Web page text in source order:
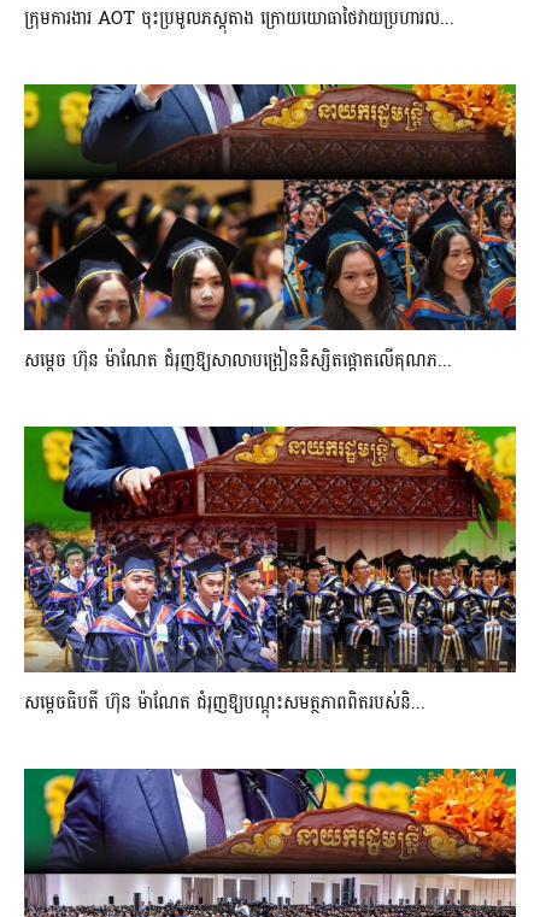
ក្រុមការងារ AOT ចុះប្រមូលភស្តុតាង ក្រោយយោធាថៃវាយប្រហារល...
សម្តេច ហ៊ុន ម៉ាណែត ជំរុញឱ្យសាលាបង្រៀននិស្សិតផ្តោតលើគុណភ...
សម្តេចធិបតី ហ៊ុន ម៉ាណែត ជំរុញឱ្យបណ្តុះសមត្ថភាពពិតរបស់និ...